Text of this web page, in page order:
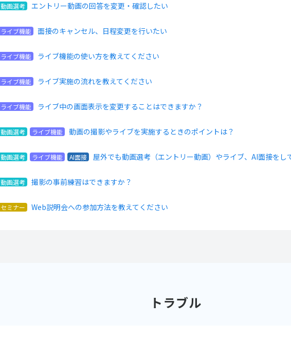
動画選考 エントリー動画の回答を変更・確認したい
ライブ機能 面接のキャンセル、日程変更を行いたい
ライブ機能 ライブ機能の使い方を教えてください
ライブ機能 ライブ実施の流れを教えてください
ライブ機能 ライブ中の画面表示を変更することはできますか？
動画選考 ライブ機能 動画の撮影やライブを実施するときのポイントは？
動画選考 ライブ機能 AI面接 屋外でも動画選考（エントリー動画）やライブ、AI面接をし
動画選考 撮影の事前練習はできますか？
セミナー Web説明会への参加方法を教えてください
トラブル